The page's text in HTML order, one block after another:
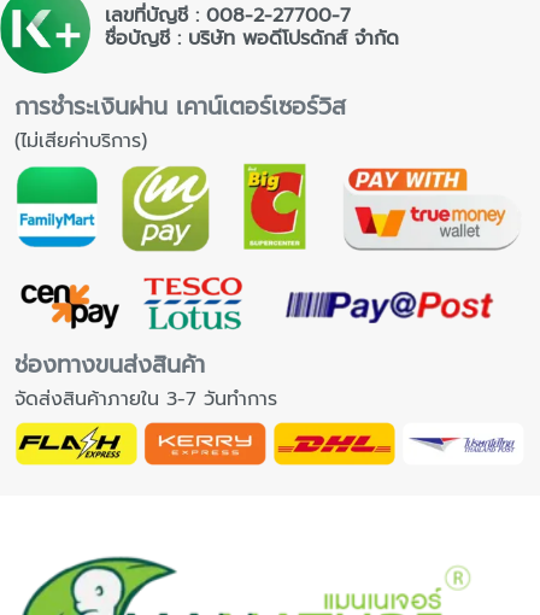
เลขที่บัญชี : 008-2-27700-7
ชื่อบัญชี : บริษัท พอดีโปรดักส์ จำกัด
การชำระเงินผ่าน เคาน์เตอร์เซอร์วิส
(ไม่เสียค่าบริการ)
ช่องทางขนส่งสินค้า
จัดส่งสินค้าภายใน 3-7 วันทำการ